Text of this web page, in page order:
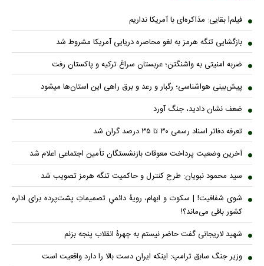
فیلمl بقایی: مذاکره‌ای با آمریکا نداریم
بازگشایی تنگه هرمز به لغو محاصره دریایی آمریکا مشروط شد
ضربه امنیتی به واشنگتن؛ عربستان سراغ ترکیه و پاکستان رفت
پیش‌بینی هواشناسی؛ رگبار و رعد و برق راهی این استان‌ها میشود
ضعف نشان دادید، جنگ آورد
تعرفه دفاتر اسناد رسمی ۳۰ تا ۳۵ درصد گران شد
آخرین وضعیت پرداخت معوقات بازنشستگان تأمین اجتماعی اعلام شد
سید محمود نبویان: طرح کنترل و حاکمیت تنگه هرمز تصویب شد
شوی شفافیت! | سکوت و ابهام، رویۀ دائمیِ تصمیماتِ پشت‌پرده برای اداره
کشور باقی می‌ماند؟!
شهید لاریجانی گفت حاضر نیستم به چهرۀ انقلاب پنجه بزنم
وزیر جنگ سابق ترامپ: اینکه ایران دست بالا را دارد واقعیت است